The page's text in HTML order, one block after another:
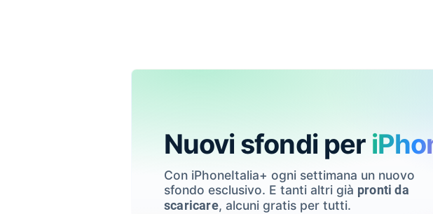
Nuovi sfondi per
Con iPhoneItalia+ ogni settimana un nuovo
sfondo esclusivo. E tanti altri già pronti da
scaricare, alcuni gratis per tutti.